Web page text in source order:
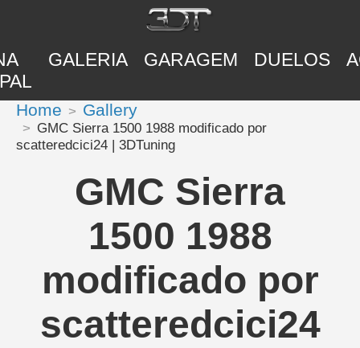
GALERIA GARAGEM DUELOS
Home Gallery
GMC Sierra 1500 1988 modificado por
scatteredcici24 | 3DTuning
GMC Sierra
1500 1988
modificado por
scatteredcici24